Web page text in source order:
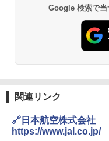
熊撃
【日
0ml
秒）
付き
Google 検索で当
関連リンク
🔗日本航空株式会社
https://www.jal.co.jp/